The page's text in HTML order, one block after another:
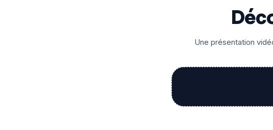
Une présentation